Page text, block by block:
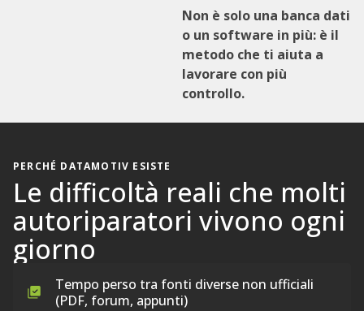
Non è solo una banca dati
o un software in più: è il
metodo che ti aiuta a
lavorare con più
controllo.
PERCHÉ DATAMOTIV ESISTE
Le difficoltà reali che molti
autoriparatori vivono ogni
giorno
Tempo perso tra fonti diverse non ufficiali
(PDF, forum, appunti)